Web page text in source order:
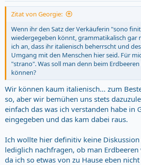
Zitat von Georgie:
Wenn ihr den Satz der Verkäuferin "sono
wiedergegeben könnt, grammatikalisch gar
ich an, dass ihr italienisch beherrscht und
Umgang mit den Menschen hier seid. Für
"strano". Was soll man denn beim
können?
Wir können kaum italienisch… zum
so, aber wir bemühen uns stets
einfach das was ich verstanden habe in
eingegeben und das kam dabei raus.
Ich wollte hier definitiv keine
lediglich nachfragen, ob man
da ich so etwas von zu Hause eben